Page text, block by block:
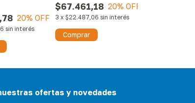
20% OFF
sin interés
$67.461,18 20% OFF
3 x $22.487,06 sin interés
Comprar
ofertas y novedades